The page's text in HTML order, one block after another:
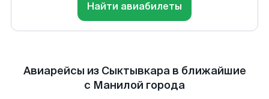
Найти авиабилеты
Авиарейсы из Сыктывкара в ближайшие
с Манилой города